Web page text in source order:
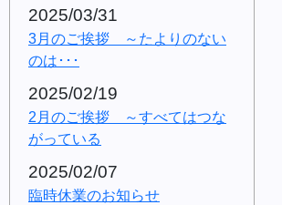
2025/03/31
3月のご挨拶 ～たよりのない
のは･･･
2025/02/19
2月のご挨拶 ～すべてはつな
がっている
2025/02/07
臨時休業のお知らせ